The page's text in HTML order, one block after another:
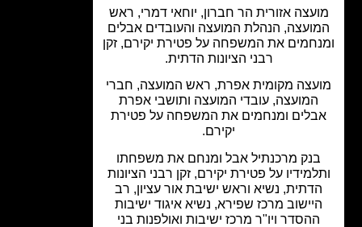
אזורית הר חברון, יוחאי דמרי, ראש
הנהלת המועצה והעובדים אבלים
את המשפחה על פטירת יקירם, זקן
רבני הציונות הדתית.
מקומית אפרת, ראש המועצה, חברי
המועצה, עובדי המועצה ותושבי אפרת
ומנחמים את המשפחה על פטירת
מרכנתיל אבל ומנחם את משפחתו
על פטירת יקירם, זקן רבני הציונות
נשיא וראש ישיבת אור עציון, רב
מרכז שפירא, נשיא איגוד ישיבות
ההסדר ויו"ר מרכז ישיבות ואולפנות בני